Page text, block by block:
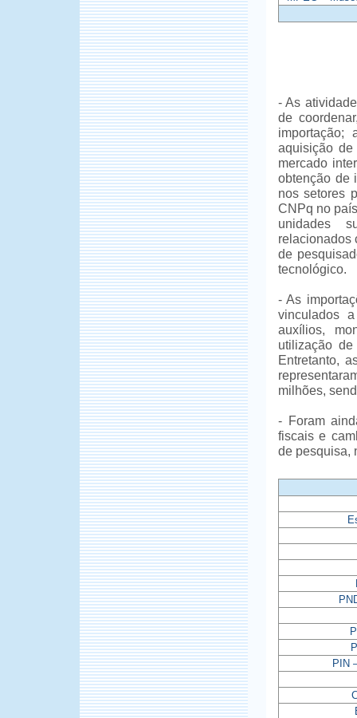
- As
de
importação;
aquisição
mercado
obtenção de
nos setores
CNPq no
unidades
relacionados
de
tecnológico.
- As
vinculados
auxílios,
utilização
Entretanto,
milhões,
- Foram
fiscais e
de pesquisa,
PIN